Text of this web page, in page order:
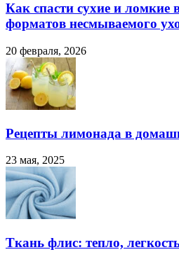
Как спасти сухие и
форматов несмываемого
20 февраля, 2026
Рецепты лимонада в
23 мая, 2025
Ткань флис: тепло,